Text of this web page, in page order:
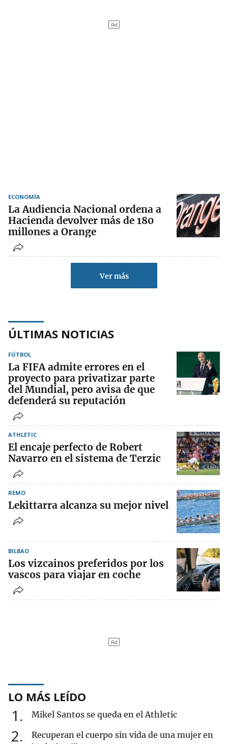
ECONOMÍA
La Audiencia Nacional ordena a
Hacienda devolver más de 180
millones a Orange
Ver más
ÚLTIMAS NOTICIAS
FÚTBOL
La FIFA admite errores en el
proyecto para privatizar parte
del Mundial, pero avisa de que
defenderá su reputación
ATHLETIC
El encaje perfecto de Robert
Navarro en el sistema de Terzic
REMO
Lekittarra alcanza su mejor nivel
BILBAO
Los vizcainos preferidos por los
vascos para viajar en coche
LO MÁS LEÍDO
1 Mikel Santos se queda en el Athletic
2
Recuperan el cuerpo sin vida de una mujer en